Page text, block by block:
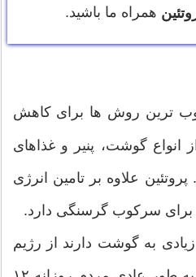
همراه ما باشید.
ترین روش ها برای کاهش
گوشت، پنیر و غذاهای
علاوه بر تامین انرژی
برای سرکوب گرسنگی دارد.
به گوشت دارند از رژیم